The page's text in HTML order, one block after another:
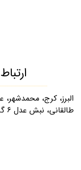
البرز، کرج، محمدشهر،
طالقانی، نبش عدل ۶ گروه فرهنگی اجتماعی کیانا